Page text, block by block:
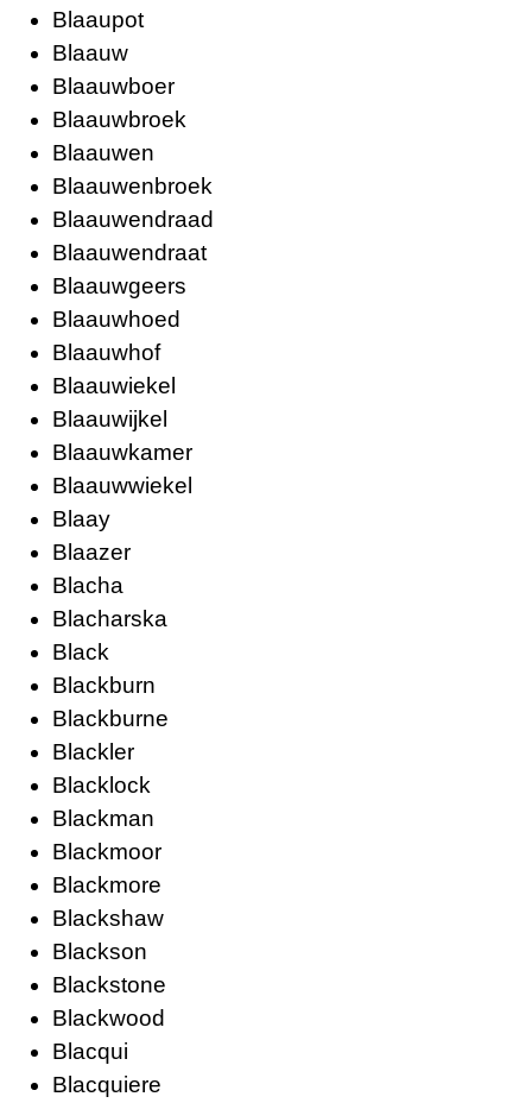
Blaaupot
Blaauw
Blaauwboer
Blaauwbroek
Blaauwen
Blaauwenbroek
Blaauwendraad
Blaauwendraat
Blaauwgeers
Blaauwhoed
Blaauwhof
Blaauwiekel
Blaauwijkel
Blaauwkamer
Blaauwwiekel
Blaay
Blaazer
Blacha
Blacharska
Black
Blackburn
Blackburne
Blackler
Blacklock
Blackman
Blackmoor
Blackmore
Blackshaw
Blackson
Blackstone
Blackwood
Blacqui
Blacquiere